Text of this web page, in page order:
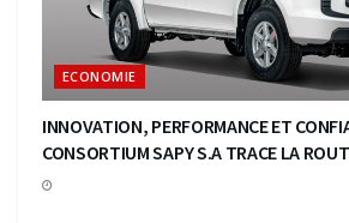
ECONOMIE
INNOVATION, PERFORMANCE ET
CONSORTIUM SAPY S.A TRACE LA